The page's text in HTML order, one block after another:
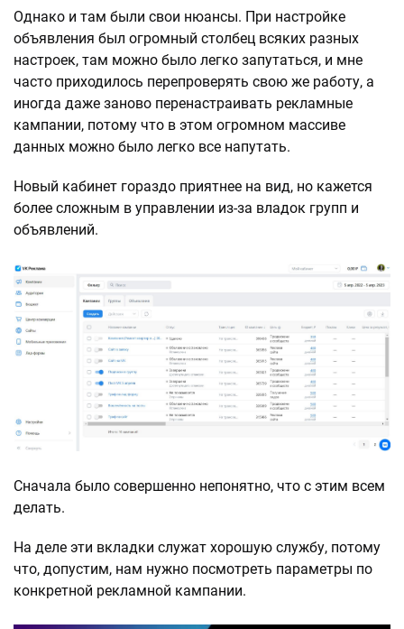
Однако и там были свои нюансы. При настройке
объявления был огромный столбец всяких разных
настроек, там можно было легко запутаться, и мне
часто приходилось перепроверять свою же работу, а
иногда даже заново перенастраивать рекламные
кампании, потому что в этом огромном массиве
данных можно было легко все напутать.
Новый кабинет гораздо приятнее на вид, но кажется
более сложным в управлении из-за владок групп и
объявлений.
Сначала было совершенно непонятно, что с этим всем
делать.
На деле эти вкладки служат хорошую службу, потому
что, допустим, нам нужно посмотреть параметры по
конкретной рекламной кампании.